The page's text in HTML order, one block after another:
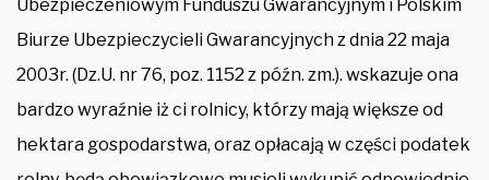
Ubezpieczeniowym Funduszu Gwarancyjnym i Polskim
Biurze Ubezpieczycieli Gwarancyjnych z dnia 22 maja
2003r. (Dz.U. nr 76, poz. 1152 z późn. zm.). wskazuje ona
bardzo wyraźnie iż ci rolnicy, którzy mają większe od
hektara gospodarstwa, oraz opłacają w części podatek